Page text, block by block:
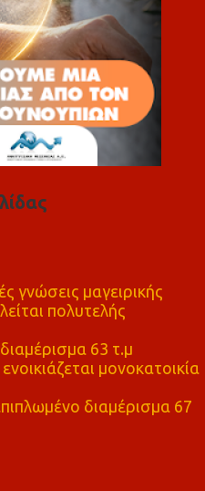
γνώσεις μαγειρικής
πολυτελής
63 τ.μ
μονοκατοικία
διαμέρισμα 67